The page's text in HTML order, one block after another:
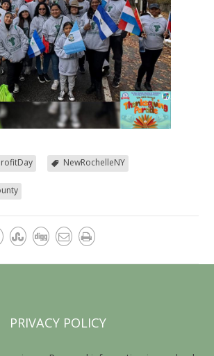
NewRochelleNY
PRIVACY POLICY